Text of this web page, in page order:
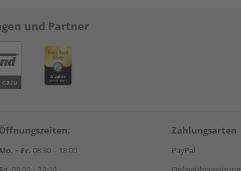
und Partner
Öffnungszeiten:
Mo. – Fr. 08:30 – 18:00
Zahlungsarten
PayPal